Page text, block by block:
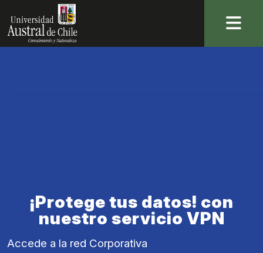
Accede a la red Corporativa